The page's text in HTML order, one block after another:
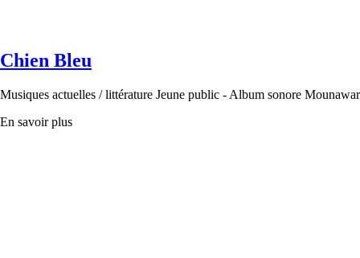
Chien Bleu
Musiques actuelles / littérature Jeune public - Album sonore Mounawar
En savoir plus